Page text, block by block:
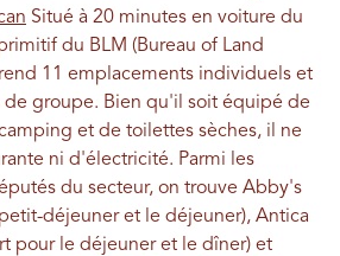
Situé à 20 minutes en voiture du
du BLM (Bureau of Land
11 emplacements individuels et
groupe. Bien qu'il soit équipé de
et de toilettes sèches, il ne
ni d'électricité. Parmi les
du secteur, on trouve Abby's
déjeuner et le déjeuner), Antica
pour le déjeuner et le dîner) et